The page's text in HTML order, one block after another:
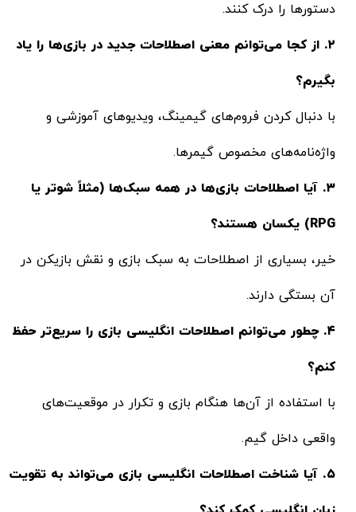
دستورها را درک کنند.
۲. از کجا می‌توانم معنی اصطلاحات جدید در بازی‌ها را یاد
بگیرم؟
با دنبال کردن فروم‌های گیمینگ، ویدیوهای آموزشی و
واژه‌نامه‌های مخصوص گیمرها.
۳. آیا اصطلاحات بازی‌ها در همه سبک‌ها (مثلاً شوتر یا
RPG) یکسان هستند؟
خیر، بسیاری از اصطلاحات به سبک بازی و نقش بازیکن در
آن بستگی دارند.
۴. چطور می‌توانم اصطلاحات انگلیسی بازی را سریع‌تر حفظ
کنم؟
با استفاده از آن‌ها هنگام بازی و تکرار در موقعیت‌های
واقعی داخل گیم.
۵. آیا شناخت اصطلاحات انگلیسی بازی می‌تواند به تقویت